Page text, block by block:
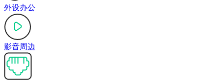
外设办公
影音周边